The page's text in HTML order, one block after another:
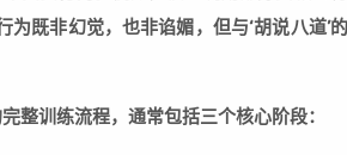
为既非幻觉，也非谄媚，但与‘胡说八道’
整训练流程，通常包括三个核心阶段：